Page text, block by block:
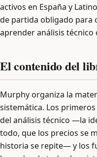
activos en España y
de partida obligado para
aprender análisis técnico
El contenido del
Murphy organiza la
sistemática. Los
del análisis técnico —la
todo, que los precios se
historia se repite— y los